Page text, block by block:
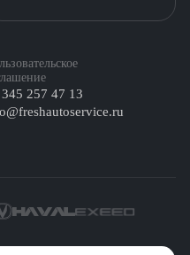
257 47 13